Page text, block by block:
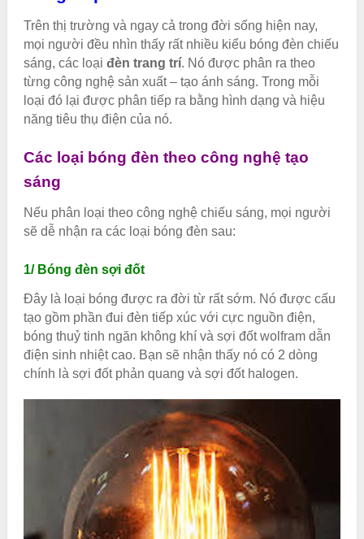
Trên thị trường và ngay cả trong đời sống hiện nay,
mọi người đều nhìn thấy rất nhiều kiểu bóng đèn chiếu
sáng, các loại đèn trang trí. Nó được phân ra theo
từng công nghệ sản xuất – tạo ánh sáng. Trong mỗi
loại đó lại được phân tiếp ra bằng hình dạng và hiệu
năng tiêu thụ điện của nó.
Các loại bóng đèn theo công nghệ tạo
sáng
Nếu phân loại theo công nghệ chiếu sáng, mọi người
sẽ dễ nhận ra các loại bóng đèn sau:
1/ Bóng đèn sợi đốt
Đây là loại bóng được ra đời từ rất sớm. Nó được cấu
tạo gồm phần đui đèn tiếp xúc với cực nguồn điện,
bóng thuỷ tinh ngăn không khí và sợi đốt wolfram dẫn
điện sinh nhiệt cao. Bạn sẽ nhận thấy nó có 2 dòng
chính là sợi đốt phản quang và sợi đốt halogen.